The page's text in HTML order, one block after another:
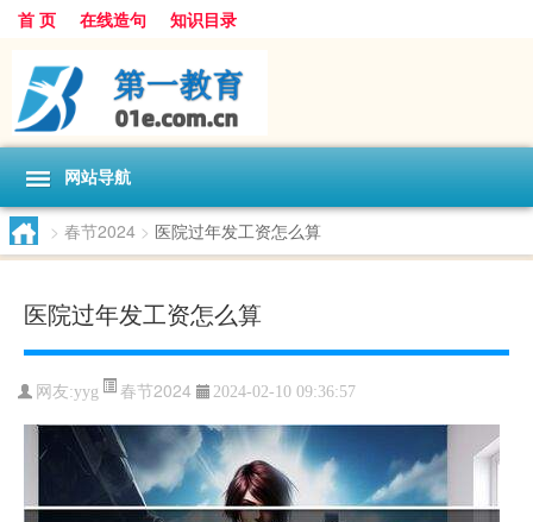
首 页 在线造句 知识目录
网站导航
> 春节2024 > 医院过年发工资怎么算
医院过年发工资怎么算
网友:yyg 春节2024 2024-02-10 09:36:57